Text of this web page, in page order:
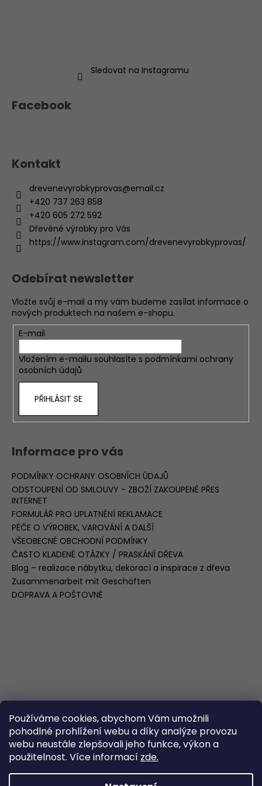
Používáme cookies, abychom Vám umožnili
pohodlné prohlížení webu a díky analýze provozu
webu neustále zlepšovali jeho funkce, výkon a
použitelnost. Více informací zde.
Sledovat na Instagramu
Facebook
Kontakt
drevenevyrobkyprovas@email.cz
+420 737 263 858
+420 605 272 592
Dřevěné výrobky pro Vás
https://www.instagram.com/drevenevyrobkyprovas/
Odebírat newsletter
Vložte svůj e-mail a my vám budeme zasílat informace o
nových produktech na našem e-shopu.
E-mail
Vložením e-mailu souhlasíte s podmínkami ochrany
osobních údajů
PŘIHLÁSIT SE
Informace pro vás
PODMÍNKY OCHRANY OSOBNÍCH ÚDAJŮ
ODSTOUPENÍ OD SMLOUVY - ZBOŽÍ ZAKOUPENÉ PŘES
INTERNET
FORMULÁŘ PRO UPLATNĚNÍ REKLAMACE
PÉČE O VÝROBEK, VAROVÁNÍ A DALŠÍ
VŠEOBECNÉ OBCHODNÍ PODMÍNKY
ČASTO KLADENÉ OTÁZKY / PRASKÁNÍ DŘEVA
Blog – realizace nábytku, dekorací a inspirace z dřeva
Zusammenarbeit mit Geschäften
DOPRAVA A POŠTOVNÉ